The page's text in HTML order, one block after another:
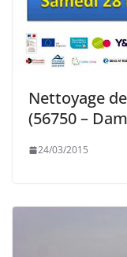
Nettoyage
(56750 –
24/03/2015